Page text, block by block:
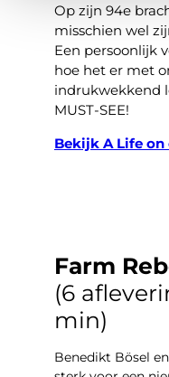
Op zijn 94e
misschien wel
Een persoonlijk
hoe het er met
indrukwekkend
MUST-SEE!
Bekijk A Life on
Farm
(6
min)
Benedikt Bösel